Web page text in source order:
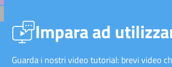
Impara ad
Guarda i nostri video tutorial: brevi video